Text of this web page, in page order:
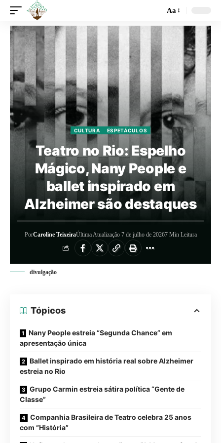
Aa
CULTURA ESPETÁCULOS
Teatro no Rio: Espelho
Mágico, Nany People e
ballet inspirado em
Alzheimer são destaques
PorCaroline TeixeiraÚltima Atualização 7 de julho de 20267 Min Leitura
divulgação
Tópicos
Nany People estreia “Segunda Chance” em
apresentação única
Ballet inspirado em história real sobre Alzheimer
estreia no Rio
Grupo Carmin estreia sátira política “Gente de
Classe”
Companhia Brasileira de Teatro celebra 25 anos
com “História”